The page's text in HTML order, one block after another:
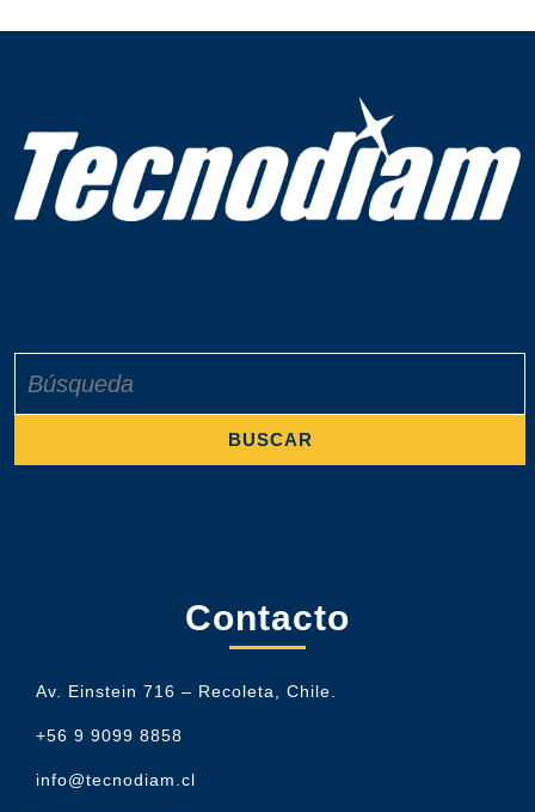
Contacto
Av. Einstein 716 – Recoleta, Chile.
+56 9 9099 8858
info@tecnodiam.cl